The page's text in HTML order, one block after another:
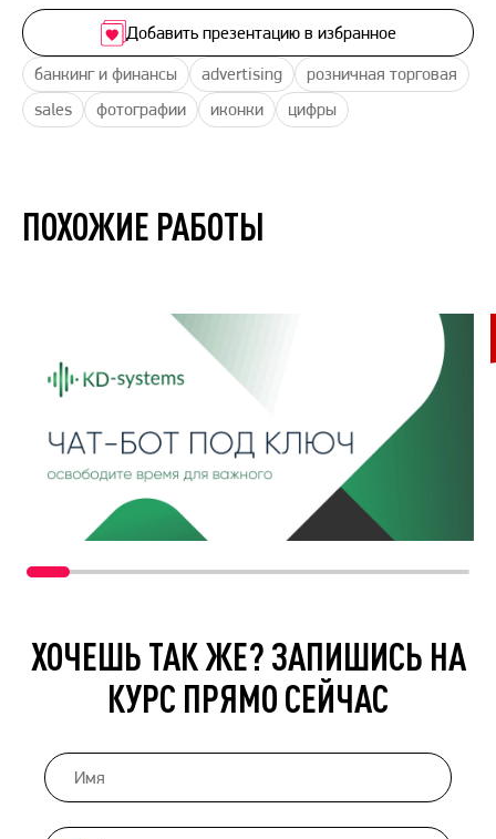
банкинг и финансы advertising
розничная торговая
sales
фотографии иконки цифры
Добавить презентацию в избранное
ПОХОЖИЕ РАБОТЫ
ХОЧЕШЬ ТАК ЖЕ? ЗАПИШИСЬ НА
КУРС ПРЯМО СЕЙЧАС